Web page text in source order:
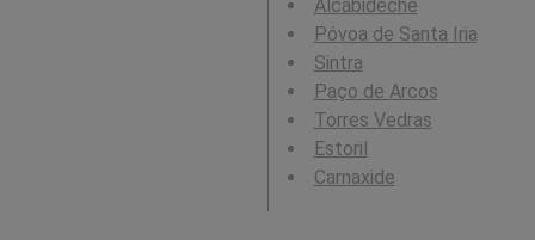
Alcabideche
Póvoa de Santa Iria
Sintra
Paço de Arcos
Torres Vedras
Estoril
Carnaxide